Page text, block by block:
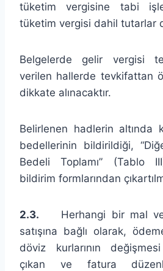
tüketim vergisine tabi
tüketim vergisi dahil tutarlar
Belgelerde gelir vergisi
verilen hallerde tevkifattan
dikkate alınacaktır.
Belirlenen hadlerin altında
bedellerinin bildirildiği,
Bedeli Toplamı” (Tablo
bildirim formlarından
2.3. Herhangi bir mal ve
satışına bağlı olarak,
döviz kurlarının
çıkan ve fatura